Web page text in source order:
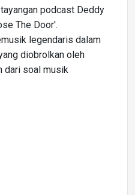
podcast Deddy
The Door'.
legendaris dalam
diobrolkan oleh
dari soal musik